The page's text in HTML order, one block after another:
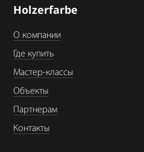
Holzerfarbe
О компании
Где купить
Мастер-классы
Объекты
Партнерам
Контакты